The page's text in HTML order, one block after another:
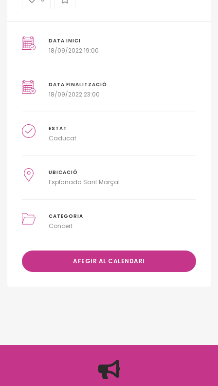
DATA INICI
18/09/2022 19:00
DATA FINALITZACIÓ
18/09/2022 23:00
ESTAT
Caducat
UBICACIÓ
Esplanada Sant Marçal
CATEGORIA
Concert
AFEGIR AL CALENDARI